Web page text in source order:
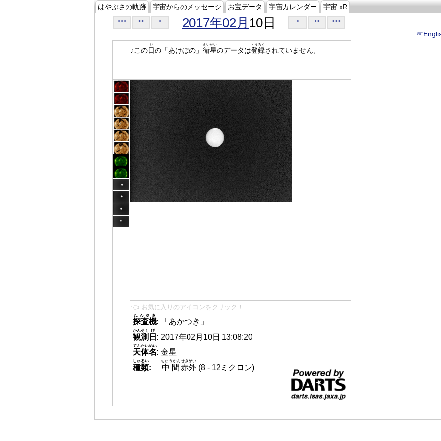
はやぶさの軌跡 宇宙からのメッセージ お宝データ 宇宙カレンダー 宇宙 xR
<<< << < 2017年02月 10日 > >> >>>
♪この日
ひ
の「あけぼの」 衛星
えいせい
のデータは登録
とうろく
されていません。
👈 お気に入りのアイコンをクリック！
探査機
たんさき
:
「あかつき」
観測
かんそく
日
び
: 2017年02月10日 13:08:20
天体名
てんたいめい
: 金星
種類
しゅるい
: 中間
ちゅうかん
赤外
せきがい
(8 - 12ミクロン)